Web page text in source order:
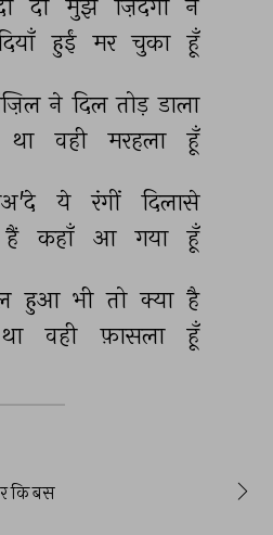
दी मुझे ज़िंदगी ने
हुईं मर चुका हूँ
ने दिल तोड़ डाला
था वही मरहला हूँ
ये रंगीं
दिलासे
हैं कहाँ आ गया हूँ
हुआ भी तो क्या है
था वही फ़ासला हूँ
कि बस